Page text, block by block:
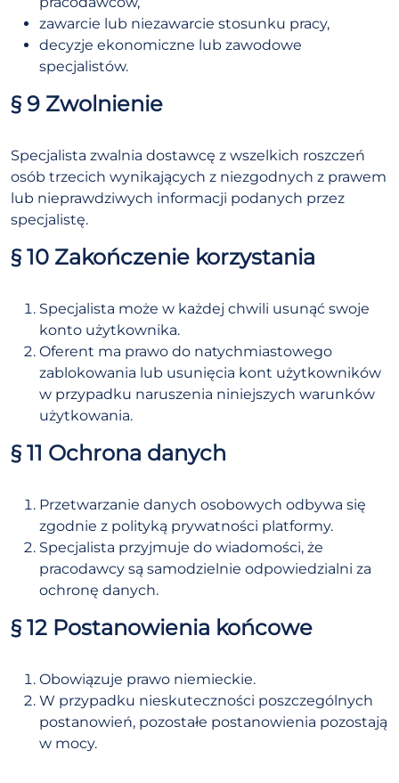
zawarcie lub niezawarcie stosunku pracy,
decyzje ekonomiczne lub zawodowe
specjalistów.
§ 9 Zwolnienie
Specjalista zwalnia dostawcę z wszelkich roszczeń
osób trzecich wynikających z niezgodnych z prawem
lub nieprawdziwych informacji podanych przez
specjalistę.
§ 10 Zakończenie korzystania
Specjalista może w każdej chwili usunąć swoje
konto użytkownika.
Oferent ma prawo do natychmiastowego
zablokowania lub usunięcia kont użytkowników
w przypadku naruszenia niniejszych warunków
użytkowania.
§ 11 Ochrona danych
Przetwarzanie danych osobowych odbywa się
zgodnie z polityką prywatności platformy.
Specjalista przyjmuje do wiadomości, że
pracodawcy są samodzielnie odpowiedzialni za
ochronę danych.
§ 12 Postanowienia końcowe
Obowiązuje prawo niemieckie.
W przypadku nieskuteczności poszczególnych
postanowień, pozostałe postanowienia pozostają
w mocy.